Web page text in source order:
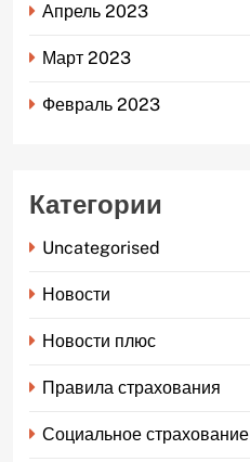
Апрель 2023
Март 2023
Февраль 2023
Категории
Uncategorised
Новости
Новости плюс
Правила страхования
Социальное страхование